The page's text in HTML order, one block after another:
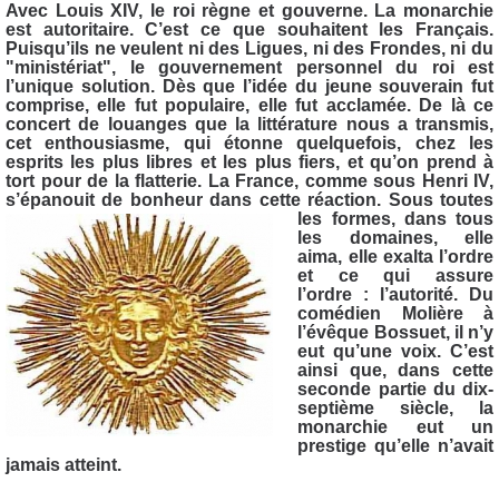
Avec Louis XIV, le roi règne et gouverne. La monarchie
est autoritaire. C’est ce que souhaitent les Français.
Puisqu’ils ne veulent ni des Ligues, ni des Frondes, ni du
"ministériat", le gouvernement personnel du roi est
l’unique solution. Dès que l’idée du jeune souverain fut
comprise, elle fut populaire, elle fut acclamée. De là ce
concert de louanges que la littérature nous a transmis,
cet enthousiasme, qui étonne quelquefois, chez les
esprits les plus libres et les plus fiers, et qu’on prend à
tort pour de la flatterie. La France, comme sous Henri IV,
s’épanouit de bonheur dans cette réaction. Sous toutes
les formes, dans tous
les domaines, elle
aima, elle exalta l’ordre
et ce qui assure
l’ordre : l’autorité. Du
comédien Molière à
l’évêque Bossuet, il n’y
eut qu’une voix. C’est
ainsi que, dans cette
seconde partie du dix-
septième siècle, la
monarchie eut un
prestige qu’elle n’avait
jamais atteint.